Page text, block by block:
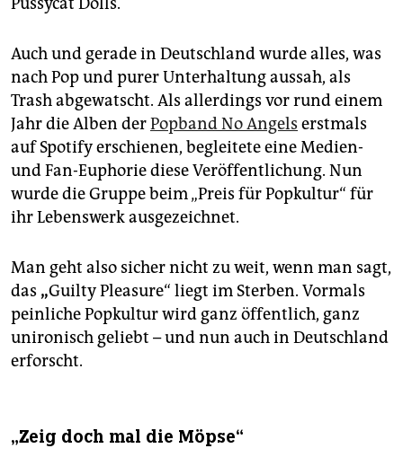
Auch und gerade in Deutschland wurde alles, was
nach Pop und purer Unterhaltung aussah, als
Trash abgewatscht. Als allerdings vor rund einem
Jahr die Alben derPopband No Angels erstmals
auf Spotify erschienen, begleitete eine Medien-
und Fan-Euphorie diese Veröffentlichung. Nun
wurde die Gruppe beim „Preis für Popkultur“ für
ihr Lebenswerk ausgezeichnet.
Man geht also sicher nicht zu weit, wenn man sagt,
das „Guilty Pleasure“ liegt im Sterben. Vormals
peinliche Popkultur wird ganz öffentlich, ganz
unironisch geliebt – und nun auch in Deutschland
erforscht.
„Zeig doch mal die Möpse“